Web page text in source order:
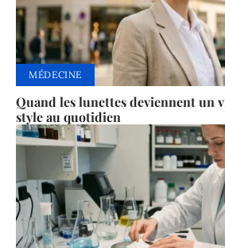
MÉDECINE
Quand les lunettes deviennent un
style au quotidien